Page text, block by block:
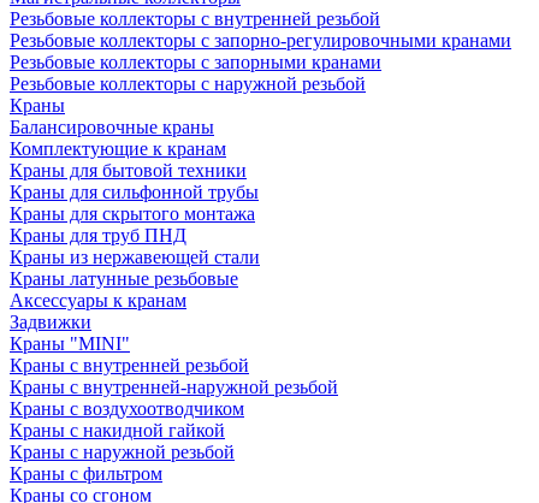
Резьбовые коллекторы с внутренней резьбой
Резьбовые коллекторы с запорно-регулировочными кранами
Резьбовые коллекторы с запорными кранами
Резьбовые коллекторы с наружной резьбой
Краны
Балансировочные краны
Комплектующие к кранам
Краны для бытовой техники
Краны для сильфонной трубы
Краны для скрытого монтажа
Краны для труб ПНД
Краны из нержавеющей стали
Краны латунные резьбовые
Аксессуары к кранам
Задвижки
Краны "MINI"
Краны с внутренней резьбой
Краны с внутренней-наружной резьбой
Краны с воздухоотводчиком
Краны с накидной гайкой
Краны с наружной резьбой
Краны с фильтром
Краны со сгоном